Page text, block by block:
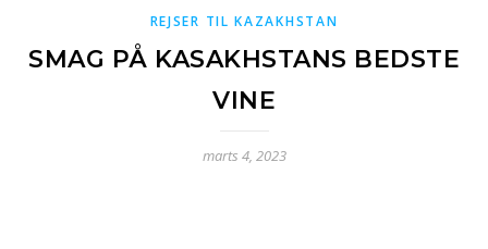
REJSER TIL KAZAKHSTAN
SMAG PÅ KASAKHSTANS BEDSTE
VINE
marts 4, 2023